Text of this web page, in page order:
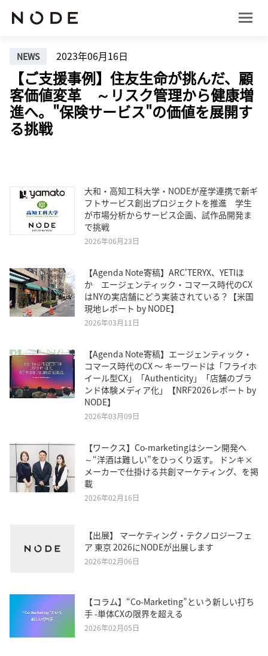
NEWS 2023年06月16日
【ご支援事例】住友生命が挑んだ、顧
客価値変革 ～リスク管理から健康増
進へ。"保険サービス"の価値を展開す
る挑戦
大和・高知工科大学・NODEが産学連携で新ギ
フトサービス創出プロジェクトを推進 学生
が市場分析からサービス企画、試作品開発ま
で挑戦
2026年06月23日
【Agenda Note寄稿】ARC'TERYX、YETIほ
か エージェンティック・コマース時代のCX
はNYの実店舗にどう実装されている？【米国
現地レポート by NODE】
2026年03月11日
【Agenda Note寄稿】エージェンティック・
コマース時代のCX 〜 キーワードは「フライホ
イール型CX」「Authenticity」「店舗のブラ
ンド体験メディア化」【NRF2026レポート by
NODE】
2026年03月09日
【ワークス】Co-marketingはシーン開発へ
～“洋酒は難しい”をひっくり返す。 ドンキ×
メーカーで仕掛ける共創マーケティング、を掲
載
2026年02月16日
【出展】 マーケティング・テクノロジーフェ
ア 東京 2026にNODEが出展します
2026年02月06日
【コラム】“Co-Marketing”という新しい打ち
手 -単体CXの限界を超える
2026年02月05日